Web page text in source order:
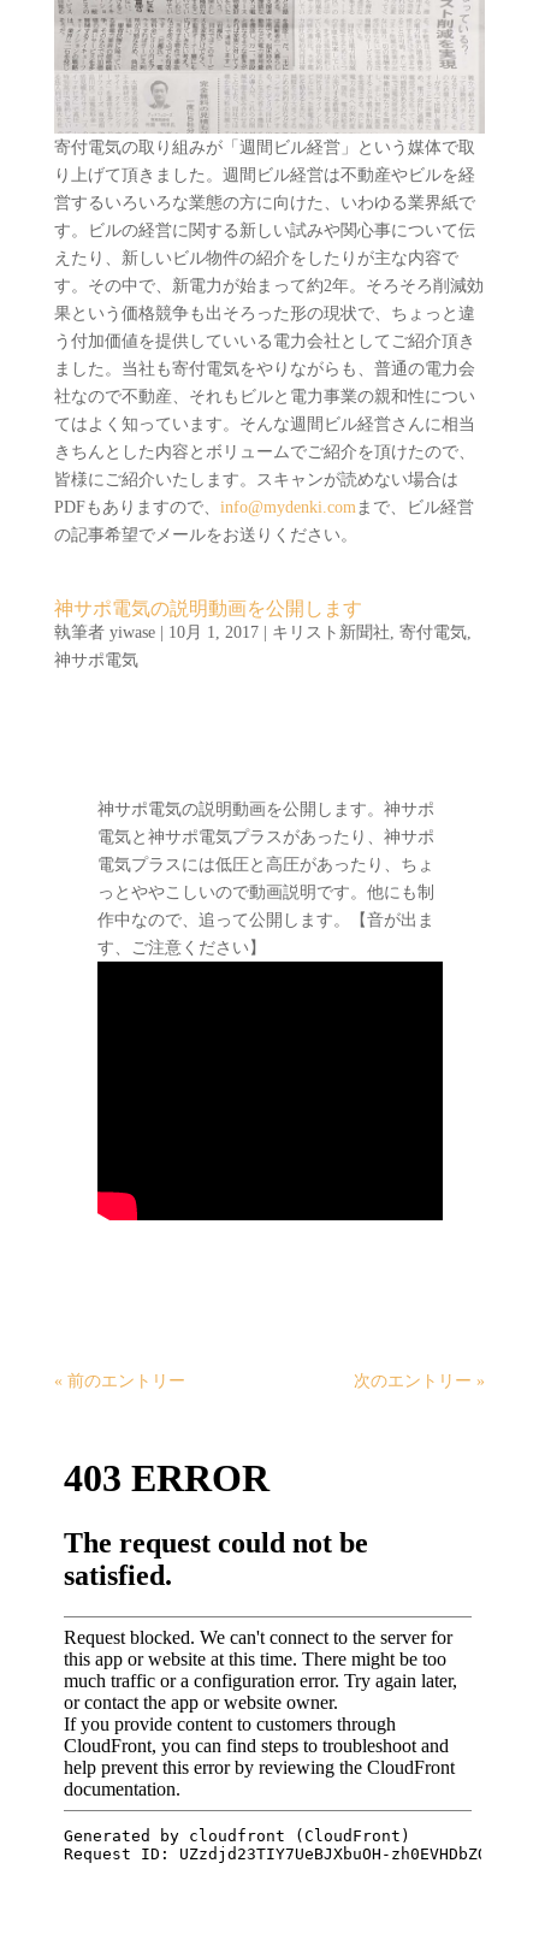
寄付電気の取り組みが「週間ビル経営」という媒体で取
り上げて頂きました。週間ビル経営は不動産やビルを経
営するいろいろな業態の方に向けた、いわゆる業界紙で
す。ビルの経営に関する新しい試みや関心事について伝
えたり、新しいビル物件の紹介をしたりが主な内容で
す。その中で、新電力が始まって約2年。そろそろ削減効
果という価格競争も出そろった形の現状で、ちょっと違
う付加価値を提供していいる電力会社としてご紹介頂き
ました。当社も寄付電気をやりながらも、普通の電力会
社なので不動産、それもビルと電力事業の親和性につい
てはよく知っています。そんな週間ビル経営さんに相当
きちんとした内容とボリュームでご紹介を頂けたので、
皆様にご紹介いたします。スキャンが読めない場合は
PDFもありますので、 info@mydenki.com まで、ビル経営
の記事希望でメールをお送りください。
神サポ電気の説明動画を公開します
執筆者 yiwase| 10月 1, 2017| キリスト新聞社 寄付電気,
神サポ電気
神サポ電気の説明動画を公開します。神サポ
電気と神サポ電気プラスがあったり、神サポ
電気プラスには低圧と高圧があったり、ちょ
っとややこしいので動画説明です。他にも制
作中なので、追って公開します。【音が出ま
す、ご注意ください】
« 前のエントリー 次のエントリー »